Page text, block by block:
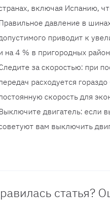
включая Испанию,
давление в
приводит к
на 4 % в пригородных
за скоростью: при
расходуется
скорость для
двигатель: если
вам выключить
статья?